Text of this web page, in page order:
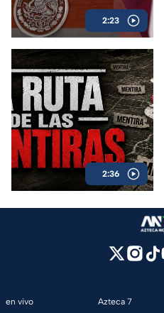
2:23
2:36
en vivo
Azteca 7